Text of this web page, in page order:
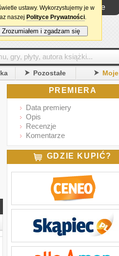
Logowanie
Pozostałe Moje
PREMIERA
Data premiery
Opis
Recenzje
Komentarze
GDZIE KUPIĆ?
ustawy. Wykorzystujemy je w
naszej Polityce Prywatności.
Zrozumiałem i zgadzam się